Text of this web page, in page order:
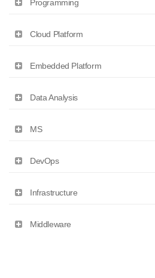
Programming
Cloud Platform
Embedded Platform
Data Analysis
MS
DevOps
Infrastructure
Middleware